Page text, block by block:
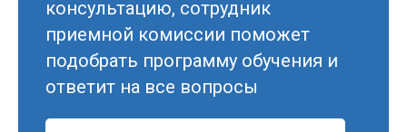
консультацию, сотрудник
приемной комиссии поможет
подобрать программу обучения и
ответит на все вопросы